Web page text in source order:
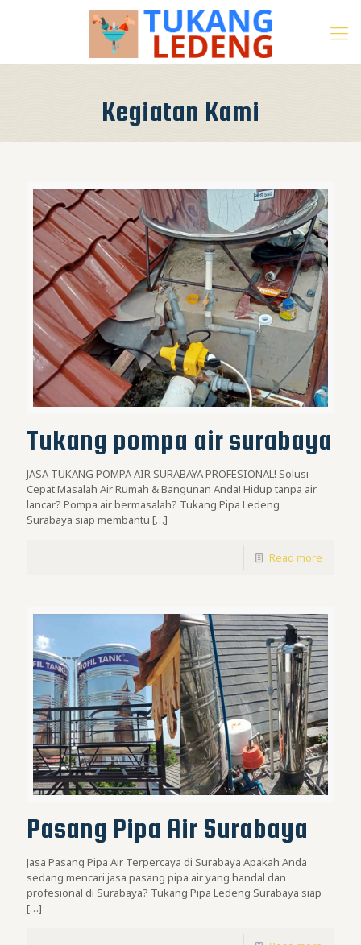
Kegiatan Kami
Tukang pompa air surabaya
JASA TUKANG POMPA AIR SURABAYA PROFESIONAL! Solusi
Cepat Masalah Air Rumah & Bangunan Anda! Hidup tanpa air
lancar? Pompa air bermasalah? Tukang Pipa Ledeng
Surabaya siap membantu […]
Read more
Pasang Pipa Air Surabaya
Jasa Pasang Pipa Air Terpercaya di Surabaya Apakah Anda
sedang mencari jasa pasang pipa air yang handal dan
profesional di Surabaya? Tukang Pipa Ledeng Surabaya siap
[…]